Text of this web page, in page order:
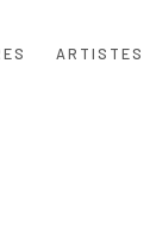
ARTISTES